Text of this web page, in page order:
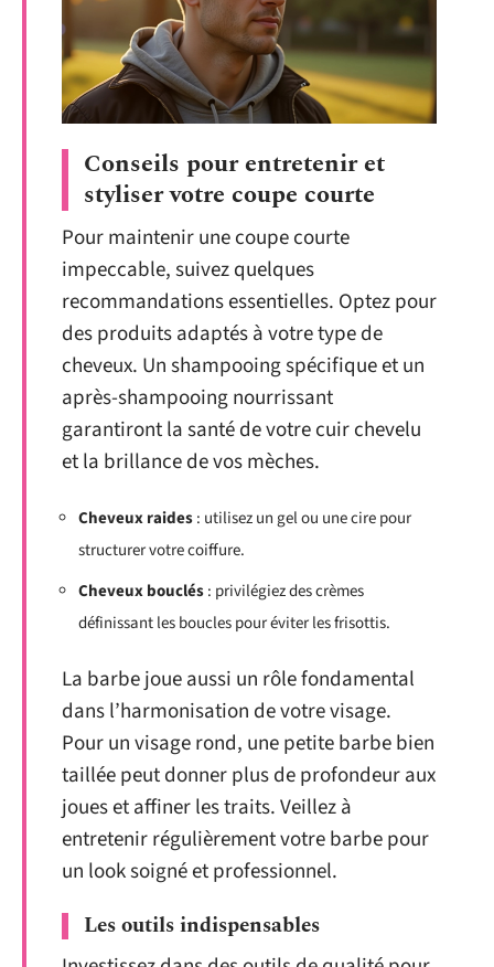
Conseils pour entretenir et
styliser votre coupe courte
Pour maintenir une coupe courte
impeccable, suivez quelques
recommandations essentielles. Optez pour
des produits adaptés à votre type de
cheveux. Un shampooing spécifique et un
après-shampooing nourrissant
garantiront la santé de votre cuir chevelu
et la brillance de vos mèches.
Cheveux raides: utilisez un gel ou une cire pour
structurer votre coiffure.
Cheveux bouclés: privilégiez des crèmes
définissant les boucles pour éviter les frisottis.
La barbe joue aussi un rôle fondamental
dans l’harmonisation de votre visage.
Pour un visage rond, une petite barbe bien
taillée peut donner plus de profondeur aux
joues et affiner les traits. Veillez à
entretenir régulièrement votre barbe pour
un look soigné et professionnel.
Les outils indispensables